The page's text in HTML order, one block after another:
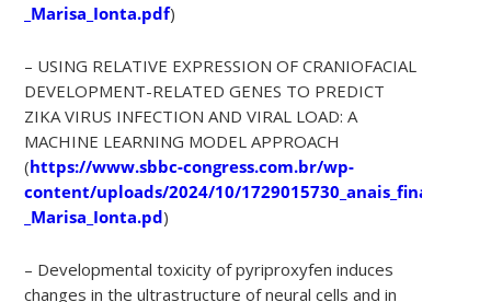
_Marisa_Ionta.pdf)
– USING RELATIVE EXPRESSION OF CRANIOFACIAL
DEVELOPMENT-RELATED GENES TO PREDICT
ZIKA VIRUS INFECTION AND VIRAL LOAD: A
MACHINE LEARNING MODEL APPROACH
(https://www.sbbc-congress.com.br/wp-
content/uploads/2024/10/1729015730_anais_finalizado_-
_Marisa_Ionta.pd)
– Developmental toxicity of pyriproxyfen induces
changes in the ultrastructure of neural cells and in